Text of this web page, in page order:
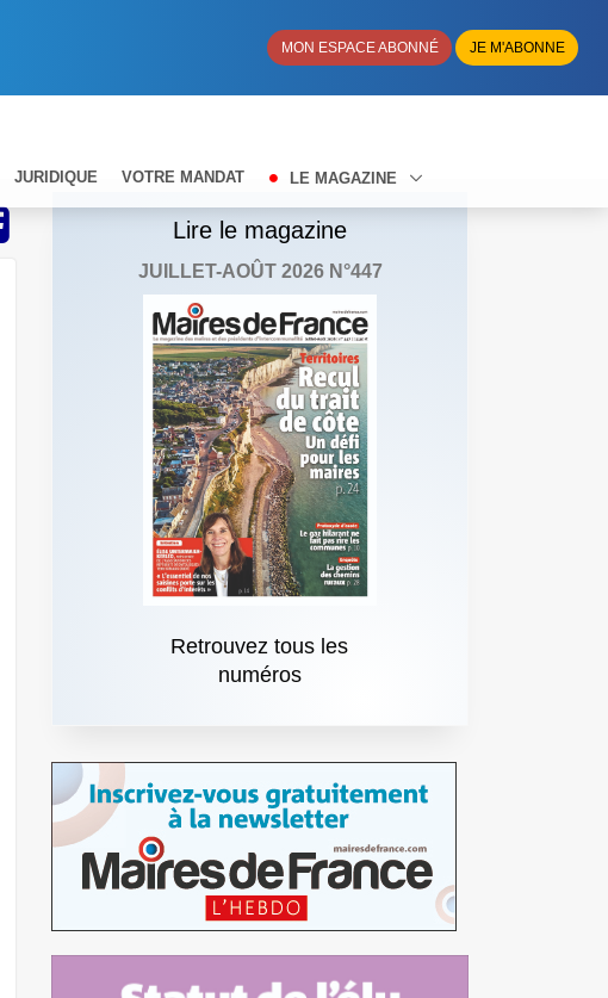
MON ESPACE ABONNÉ JE M'ABONNE
JURIDIQUE VOTRE MANDAT LE MAGAZINE
Lire le magazine
JUILLET-AOÛT 2026 N°447
Retrouvez tous les
numéros